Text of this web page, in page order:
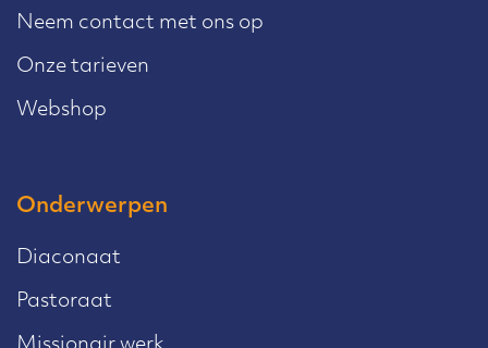
Neem contact met ons op
Onze tarieven
Webshop
Onderwerpen
Diaconaat
Pastoraat